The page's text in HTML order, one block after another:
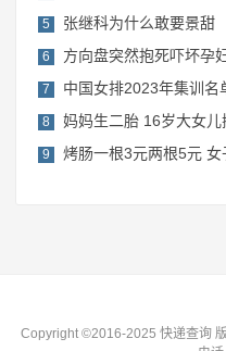
5 张继科为什么敢要景甜
6 方向盘突然抱死吓坏孕
7 中国女排2023年集训名
8 妈妈生二胎 16岁大女儿
9 烤肠一根3元两根5元 女
Copyright ©2016-2025 快递查询